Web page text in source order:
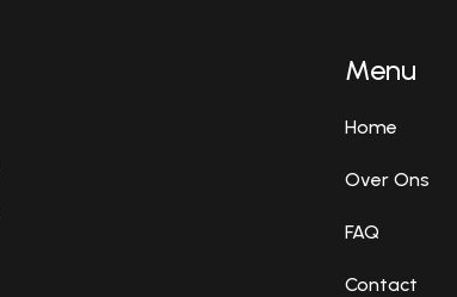
Menu
Home
Over Ons
FAQ
Contact